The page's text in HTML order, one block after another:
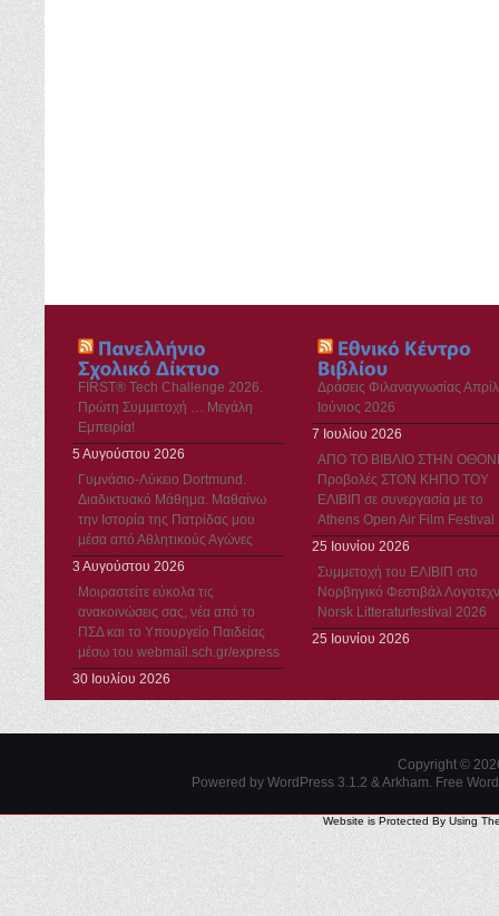
FIRST® Tech Challenge 2026.
Πρώτη Συμμετοχή … Μεγάλη
Εμπειρία!
5 Αυγούστου 2026
Γυμνάσιο-Λύκειο Dortmund.
Διαδικτυακό Μάθημα. Μαθαίνω
την Ιστορία της Πατρίδας μου
μέσα από Αθλητικούς Αγώνες
3 Αυγούστου 2026
Μοιραστείτε εύκολα τις
ανακοινώσεις σας, νέα από το
ΠΣΔ και το Υπουργείο Παιδείας
μέσω του webmail.sch.gr/express
30 Ιουλίου 2026
Δράσεις Φιλαναγνωσίας
Ιούνιος 2026
7 Ιουλίου 2026
ΑΠΟ ΤΟ ΒΙΒΛΙΟ ΣΤΗΝ
Προβολές ΣΤΟΝ ΚΗΠΟ ΤΟΥ
ΕΛΙΒΙΠ σε συνεργασία με το
Athens Open Air Film Festival
25 Ιουνίου 2026
Συμμετοχή του ΕΛΙΒΙΠ στο
Νορβηγικό Φεστιβάλ
Norsk Litteraturfestival 2026
25 Ιουνίου 2026
Copyright ©
Powered by WordPress 3.1.2 & Arkham. Free
Website is Protected By Using